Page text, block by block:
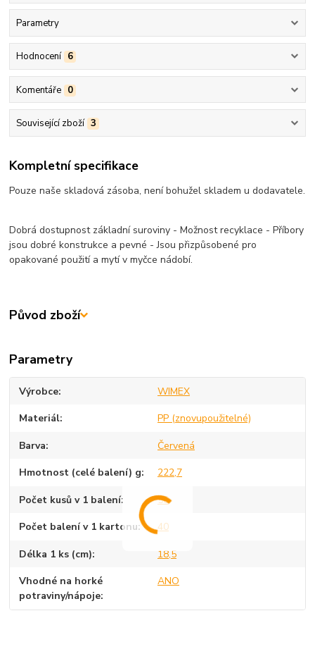
Parametry
Hodnocení 6
Komentáře 0
Související zboží 3
Kompletní specifikace
Pouze naše skladová zásoba, není bohužel skladem u dodavatele.
Dobrá dostupnost základní suroviny - Možnost recyklace - Příbory
jsou dobré konstrukce a pevné - Jsou přizpůsobené pro
opakované použití a mytí v myčce nádobí.
Původ zboží
Parametry
Výrobce WIMEX
Materiál PP (znovupoužitelné)
Barva Červená
Hmotnost (celé balení) g 222,7
Počet kusů v 1 balení 50
Počet balení v 1 kartonu 40
Délka 1 ks (cm) 18,5
Vhodné na horké
potraviny/nápoje
ANO